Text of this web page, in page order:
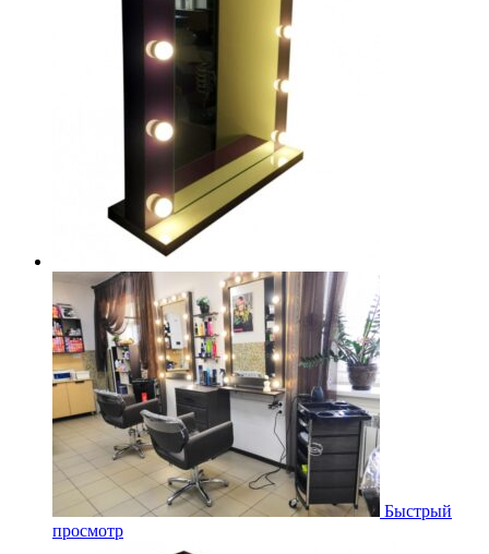
Быстрый
просмотр